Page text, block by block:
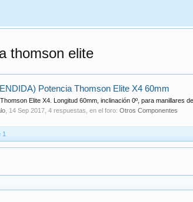
thomson elite
Potencia Thomson Elite X4 60mm
Elite X4. Longitud 60mm, inclinación 0º, para manillares
14 Sep 2017 , 4 respuestas, en el foro: Otros Componentes
1